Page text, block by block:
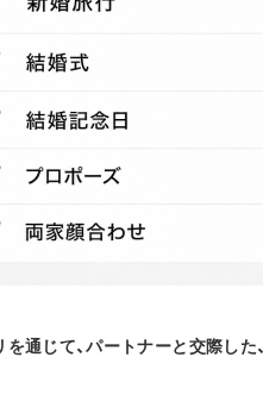
通じて、パートナーと交際した